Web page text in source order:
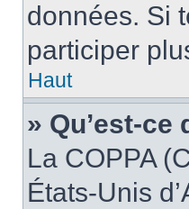
données. Si
participer
Haut
» Qu’est-ce
La COPPA
États-Unis